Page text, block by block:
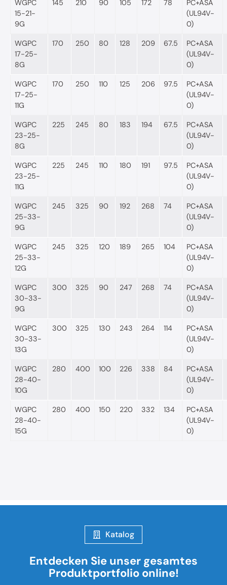
WGPC
15-21-
9G
145 210 90 105 172 78
PC+ASA
(UL94V-
0)
WGPC
17-25-
8G
170 250 80 128 209 67.5
PC+ASA
(UL94V-
0)
WGPC
17-25-
11G
170 250 110 125 206 97.5
PC+ASA
(UL94V-
0)
WGPC
23-25-
8G
225 245 80 183 194 67.5
PC+ASA
(UL94V-
0)
WGPC
23-25-
11G
225 245 110 180 191 97.5
PC+ASA
(UL94V-
0)
WGPC
25-33-
9G
245 325 90 192 268 74
PC+ASA
(UL94V-
0)
WGPC
25-33-
12G
245 325 120 189 265 104
PC+ASA
(UL94V-
0)
WGPC
30-33-
9G
300 325 90 247 268 74
PC+ASA
(UL94V-
0)
WGPC
30-33-
13G
300 325 130 243 264 114
PC+ASA
(UL94V-
0)
WGPC
28-40-
10G
280 400 100 226 338 84
PC+ASA
(UL94V-
0)
WGPC
28-40-
15G
280 400 150 220 332 134
PC+ASA
(UL94V-
0)
Katalog
Entdecken Sie unser gesamtes
Produktportfolio online!